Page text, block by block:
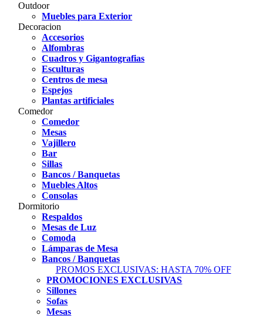
Outdoor
Muebles para Exterior
Decoracion
Accesorios
Alfombras
Cuadros y Gigantografias
Esculturas
Centros de mesa
Espejos
Plantas artificiales
Comedor
Comedor
Mesas
Vajillero
Bar
Sillas
Bancos / Banquetas
Muebles Altos
Consolas
Dormitorio
Respaldos
Mesas de Luz
Comoda
Lámparas de Mesa
Bancos / Banquetas
PROMOS EXCLUSIVAS: HASTA 70% OFF
PROMOCIONES EXCLUSIVAS
Sillones
Sofas
Mesas